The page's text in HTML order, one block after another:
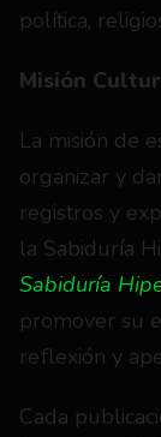
política,
Misión
La misión de
organizar y
registros y
la Sabiduría
Sabiduría
promover su
reflexión y
Cada